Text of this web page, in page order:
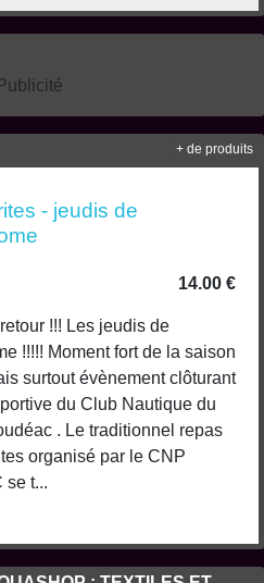
- jeudis de
14.00 €
retour !!! Les jeudis de
!!!!! Moment fort de la saison
surtout évènement clôturant
du Club Nautique du
. Le traditionnel repas
organisé par le CNP
se t...
+ de produits